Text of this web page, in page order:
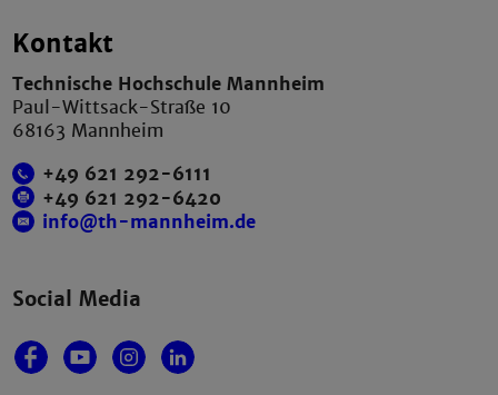
Kontakt
Technische Hochschule Mannheim
Paul-Wittsack-Straße 10
68163 Mannheim
+49 621 292-6111
+49 621 292-6420
info@th-mannheim.de
Social Media